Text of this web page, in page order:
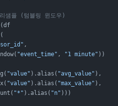
샘플 (텀블링 윈도우)
(df
,
"event_time" , "1 minute" ))
"value" ).alias( "avg_value" ),
"value" ).alias( "max_value" ),
"*" ).alias( "n" )))